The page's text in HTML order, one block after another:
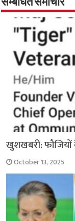
o
k
सम्बंधित समाचार
खुशखबरी:
October 13, 2025